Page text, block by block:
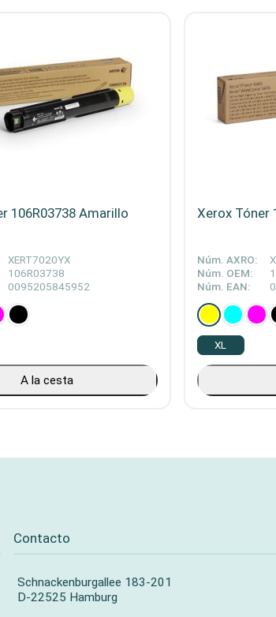
106R03738 Amarillo
XERT7020YX
106R03738
0095205845952
A la cesta
Xerox Tóner
Núm. AXRO:
Núm. OEM:
Núm. EAN:
XL
Contacto
Schnackenburgallee 183-201
D-22525 Hamburg